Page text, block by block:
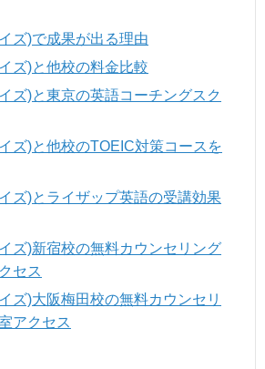
ズ)で成果が出る理由
ズ)と他校の料金比較
ズ)と東京の英語コーチングスク
ズ)と他校のTOEIC対策コースを
ズ)とライザップ英語の受講効果
ズ)新宿校の無料カウンセリング
セス
ズ)大阪梅田校の無料カウンセリ
アクセス